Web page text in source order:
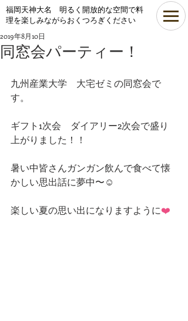
​福岡天神大名 明るく開放的な空間で料
理を楽しみながらおくつろぎください
同窓会パーティー！
2019年8月10日
九州産業大学　大宅ゼミの同窓会で
す。
ギフト1次会　ダイアリー2次会で盛り
上がりました！！
暑い中皆さんガンガン飲んで食べて懐
かしい思出話に夢中〜☺️
楽しい夏の思い出になりますように❤️